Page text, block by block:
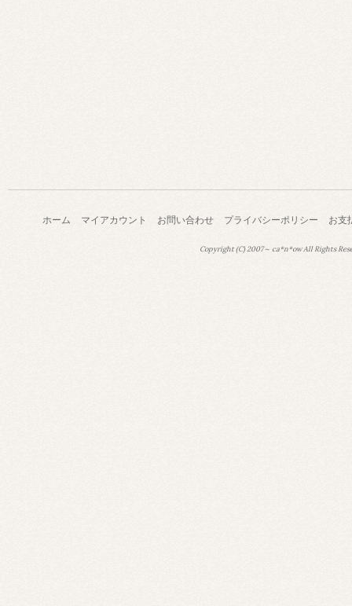
ホーム マイアカウント お問い合わせ プライバシーポリシー お支
Copyright (C) 2007～ ca*n*ow All Rights